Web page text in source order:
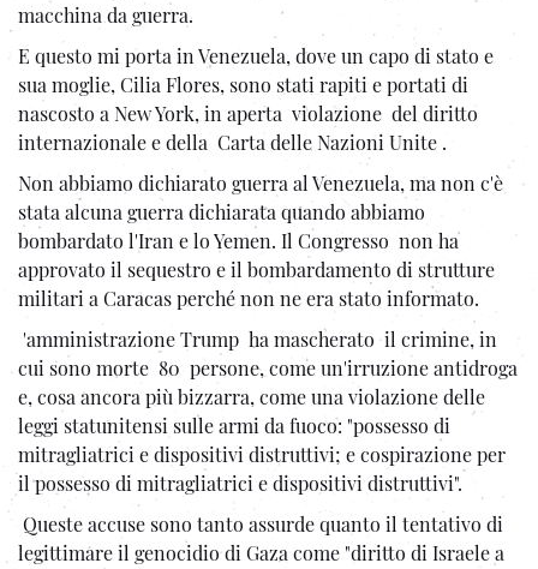
macchina da guerra.
E questo mi porta in Venezuela, dove un capo di stato e
sua moglie, Cilia Flores, sono stati rapiti e portati di
nascosto a New York, in aperta violazione del diritto
internazionale e della Carta delle Nazioni Unite .
Non abbiamo dichiarato guerra al Venezuela, ma non c'è
stata alcuna guerra dichiarata quando abbiamo
bombardato l'Iran e lo Yemen. Il Congresso non ha
approvato il sequestro e il bombardamento di strutture
militari a Caracas perché non ne era stato informato.
'amministrazione Trump ha mascherato il crimine, in
cui sono morte 80 persone, come un'irruzione antidroga
e, cosa ancora più bizzarra, come una violazione delle
leggi statunitensi sulle armi da fuoco: "possesso di
mitragliatrici e dispositivi distruttivi; e cospirazione per
il possesso di mitragliatrici e dispositivi distruttivi".
Queste accuse sono tanto assurde quanto il tentativo di
legittimare il genocidio di Gaza come "diritto di Israele a